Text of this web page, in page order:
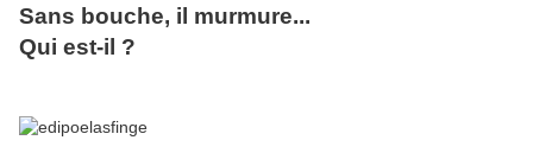
Sans bouche, il murmure...
Qui est-il ?